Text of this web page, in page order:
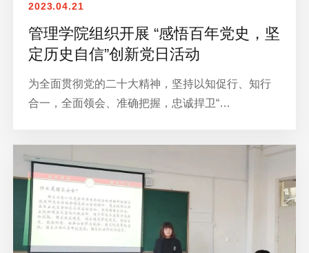
2023.04.21
管理学院组织开展 “感悟百年党史，坚
定历史自信”创新党日活动
为全面贯彻党的二十大精神，坚持以知促行、知行
合一，全面领会、准确把握，忠诚捍卫“…